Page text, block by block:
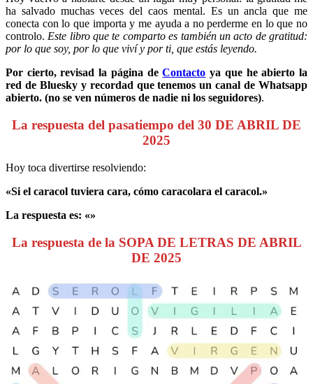
ha salvado muchas veces del caos mental. Es un ancla que me
conecta con lo que importa y me ayuda a no perderme en lo que no
controlo.Este libro que te comparto es también un acto de gratitud:
por lo que soy, por lo que viví y por ti, que estás leyendo.
Por cierto, revisad la página deContacto ya que he abierto la
red de Bluesky y recordad que tenemos un canal de Whatsapp
abierto. (no se ven números de nadie ni los seguidores).
La respuesta del pasatiempo del 30 DE ABRIL DE
2025
Hoy toca divertirse resolviendo:
«Si el caracol tuviera cara, cómo caracolara el caracol.»
La respuesta es: «»
La respuesta de la SOPA DE LETRAS DE ABRIL
DE 2025